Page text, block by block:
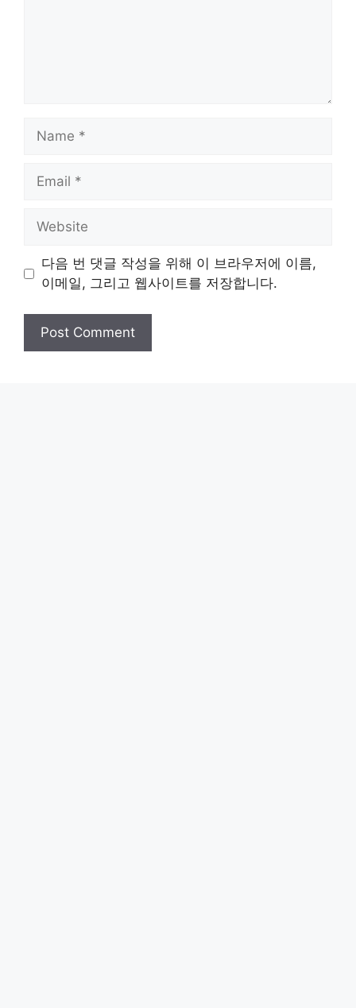
Name
Email
Website
다음 번 댓글 작성을 위해 이 브라우저에 이름,
이메일, 그리고 웹사이트를 저장합니다.